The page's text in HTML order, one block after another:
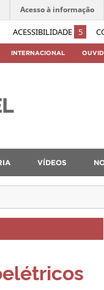
ACESSIBILIDADE 5
Acesso à informação
INTERNACIONAL
VÍDEOS